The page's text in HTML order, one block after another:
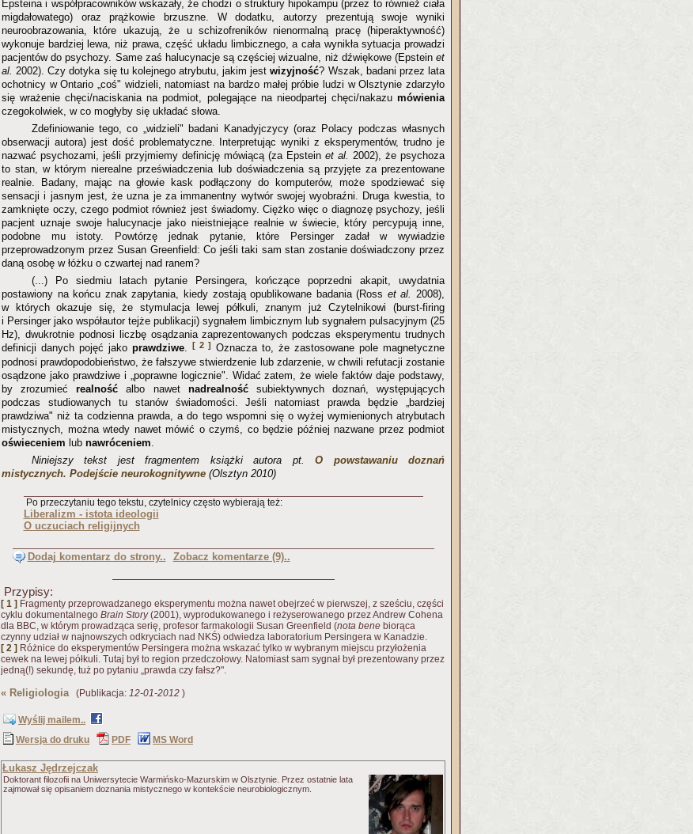
Epsteina i współpracowników wskazały, że chodzi o struktury hipokampu (przez to również ciała
migdałowatego) oraz prążkowie brzuszne. W dodatku, autorzy prezentują swoje wyniki
neuroobrazowania, które ukazują, że u schizofreników nienormalną pracę (hiperaktywność)
wykonuje bardziej lewa, niż prawa, część układu limbicznego, a cała wynikła sytuacja prowadzi
pacjentów do psychozy. Same zaś halucynacje są częściej wizualne, niż dźwiękowe (Epstein et
al. 2002). Czy dotyka się tu kolejnego atrybutu, jakim jestwizyjność? Wszak, badani przez lata
ochotnicy w Ontario „coś" widzieli, natomiast na bardzo małej próbie ludzi w Olsztynie zdarzyło
się wrażenie chęci/naciskania na podmiot, polegające na nieodpartej chęci/nakazu mówienia
czegokolwiek, w co mogłyby się układać słowa.
Zdefiniowanie tego, co „widzieli" badani Kanadyjczycy (oraz Polacy podczas własnych
obserwacji autora) jest dość problematyczne. Interpretując wyniki z eksperymentów, trudno je
nazwać psychozami, jeśli przyjmiemy definicję mówiącą (za Epstein et al. 2002), że psychoza
to stan, w którym nierealne przeświadczenia lub doświadczenia są przyjęte za prezentowane
realnie. Badany, mając na głowie kask podłączony do komputerów, może spodziewać się
sensacji i jasnym jest, że uzna je za immanentny wytwór swojej wyobraźni. Druga kwestia, to
zamknięte oczy, czego podmiot również jest świadomy. Ciężko więc o diagnozę psychozy, jeśli
pacjent uznaje swoje halucynacje jako nieistniejące realnie w świecie, który percypują inne,
podobne mu istoty. Powtórzę jednak pytanie, które Persinger zadał w wywiadzie
przeprowadzonym przez Susan Greenfield: Co jeśli taki sam stan zostanie doświadczony przez
daną osobę w łóżku o czwartej nad ranem?
(...) Po siedmiu latach pytanie Persingera, kończące poprzedni akapit, uwydatnia
postawiony na końcu znak zapytania, kiedy zostają opublikowane badania (Ross et al. 2008),
w których okazuje się, że stymulacja lewej półkuli, znanym już Czytelnikowi (burst-firing
i Persinger jako współautor tejże publikacji) sygnałem limbicznym lub sygnałem pulsacyjnym (25
Hz), dwukrotnie podnosi liczbę osądzania zaprezentowanych podczas eksperymentu trudnych
definicji danych pojęć jako prawdziwe. [ 2 ]
Oznacza to, że zastosowane pole magnetyczne
podnosi prawdopodobieństwo, że fałszywe stwierdzenie lub zdarzenie, w chwili refutacji zostanie
osądzone jako prawdziwe i „poprawne logicznie". Widać zatem, że wiele faktów daje podstawy,
by zrozumiećrealność albo nawet nadrealnośćsubiektywnych doznań, występujących
podczas studiowanych tu stanów świadomości. Jeśli natomiast prawda będzie „bardziej
prawdziwa" niż ta codzienna prawda, a do tego wspomni się o wyżej wymienionych atrybutach
mistycznych, można wtedy nawet mówić o czymś, co będzie później nazwane przez podmiot
oświeceniem lub nawróceniem.
Niniejszy tekst jest fragmentem książki autora pt.O powstawaniu doznań
mistycznych. Podejście neurokognitywne (Olsztyn 2010)
Po przeczytaniu tego tekstu, czytelnicy często wybierają też:
Liberalizm - istota ideologii
O uczuciach religijnych
Dodaj komentarz do strony.. Zobacz komentarze (9)..
Przypisy:
[ 1 ] Fragmenty przeprowadzanego eksperymentu można nawet obejrzeć w pierwszej, z sześciu, części
cyklu dokumentalnego Brain Story(2001), wyprodukowanego i reżyserowanego przez Andrew Cohena
dla BBC, w którym prowadząca serię, profesor farmakologii Susan Greenfield (nota bene biorąca
czynny udział w najnowszych odkryciach nad NKŚ) odwiedza laboratorium Persingera w Kanadzie.
[ 2 ] Różnice do eksperymentów Persingera można wskazać tylko w wybranym miejscu przyłożenia
cewek na lewej półkuli. Tutaj był to region przedczołowy. Natomiast sam sygnał był prezentowany przez
jedną(!) sekundę, tuż po pytaniu „prawda czy fałsz?".
« Religiologia(Publikacja: 12-01-2012 )
Wyślij mailem..
Wersja do druku
PDF MS Word
Łukasz Jędrzejczak
Doktorant filozofii na Uniwersytecie Warmińsko-Mazurskim w Olsztynie. Przez ostatnie lata
zajmował się opisaniem doznania mistycznego w kontekście neurobiologicznym.